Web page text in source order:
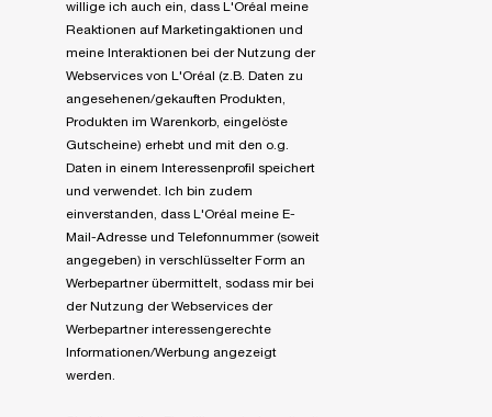
willige ich auch ein, dass L'Oréal meine
Reaktionen auf Marketingaktionen und
meine Interaktionen bei der Nutzung der
Webservices von L'Oréal (z.B. Daten zu
angesehenen/gekauften Produkten,
Produkten im Warenkorb, eingelöste
Gutscheine) erhebt und mit den o.g.
Daten in einem Interessenprofil speichert
und verwendet. Ich bin zudem
einverstanden, dass L'Oréal meine E-
Mail-Adresse und Telefonnummer (soweit
angegeben) in verschlüsselter Form an
Werbepartner übermittelt, sodass mir bei
der Nutzung der Webservices der
Werbepartner interessengerechte
Informationen/Werbung angezeigt
werden.